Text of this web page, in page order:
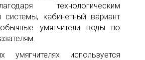
технологическим
системы, кабинетный вариант
умягчители воды по
умягчителях используется